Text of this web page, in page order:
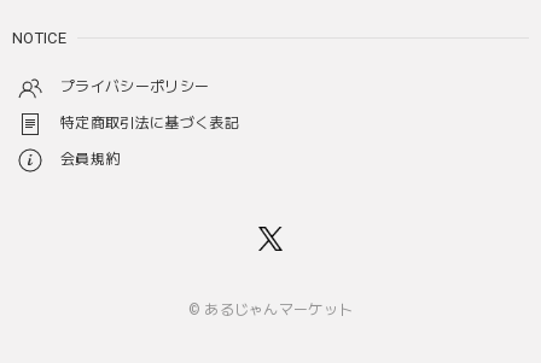
NOTICE
プライバシーポリシー
特定商取引法に基づく表記
会員規約
© あるじゃんマーケット